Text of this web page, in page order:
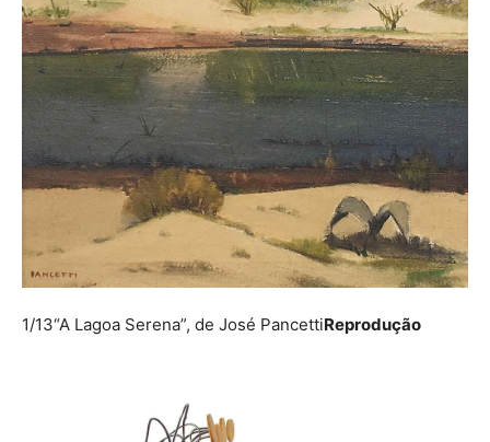
1/13“A Lagoa Serena”, de José PancettiReprodução